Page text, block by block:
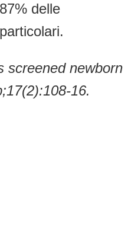
delle
screened newborn
16.